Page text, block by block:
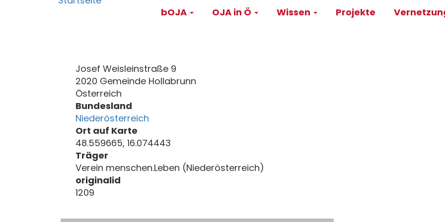
Main
bOJA OJA in Ö Wissen Projekte
Josef Weisleinstraße 9
2020 Gemeinde Hollabrunn
Österreich
Bundesland
Niederösterreich
Ort auf Karte
48.559665, 16.074443
Träger
Verein menschen.Leben (Niederösterreich)
originalid
1209